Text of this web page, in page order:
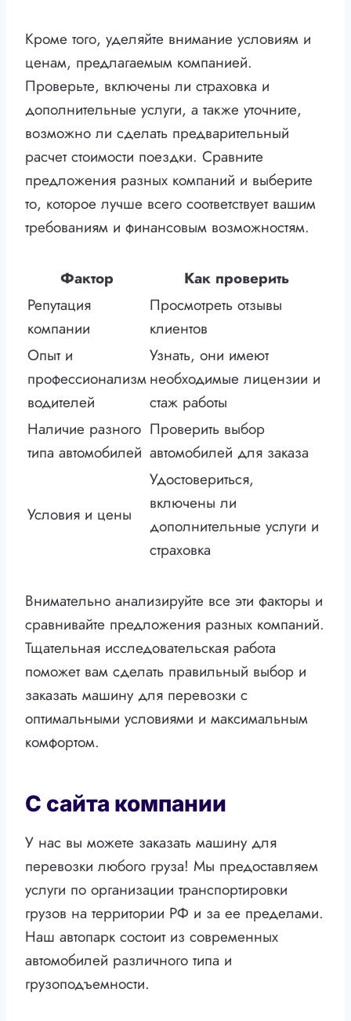
Кроме того, уделяйте внимание условиям и
ценам, предлагаемым компанией.
Проверьте, включены ли страховка и
дополнительные услуги, а также уточните,
возможно ли сделать предварительный
расчет стоимости поездки. Сравните
предложения разных компаний и выберите
то, которое лучше всего соответствует вашим
требованиям и финансовым возможностям.
Фактор
Как проверить
Репутация
компании
Просмотреть отзывы
клиентов
Опыт и
профессионализм
водителей
Узнать, они имеют
необходимые лицензии и
стаж работы
Наличие разного
типа автомобилей
Проверить выбор
автомобилей для заказа
Условия и цены
Удостовериться,
включены ли
дополнительные услуги и
страховка
Внимательно анализируйте все эти факторы и
сравнивайте предложения разных компаний.
Тщательная исследовательская работа
поможет вам сделать правильный выбор и
заказать машину для перевозки с
оптимальными условиями и максимальным
комфортом.
С сайта компании
У нас вы можете заказать машину для
перевозки любого груза! Мы предоставляем
услуги по организации транспортировки
грузов на территории РФ и за ее пределами.
Наш автопарк состоит из современных
автомобилей различного типа и
грузоподъемности.